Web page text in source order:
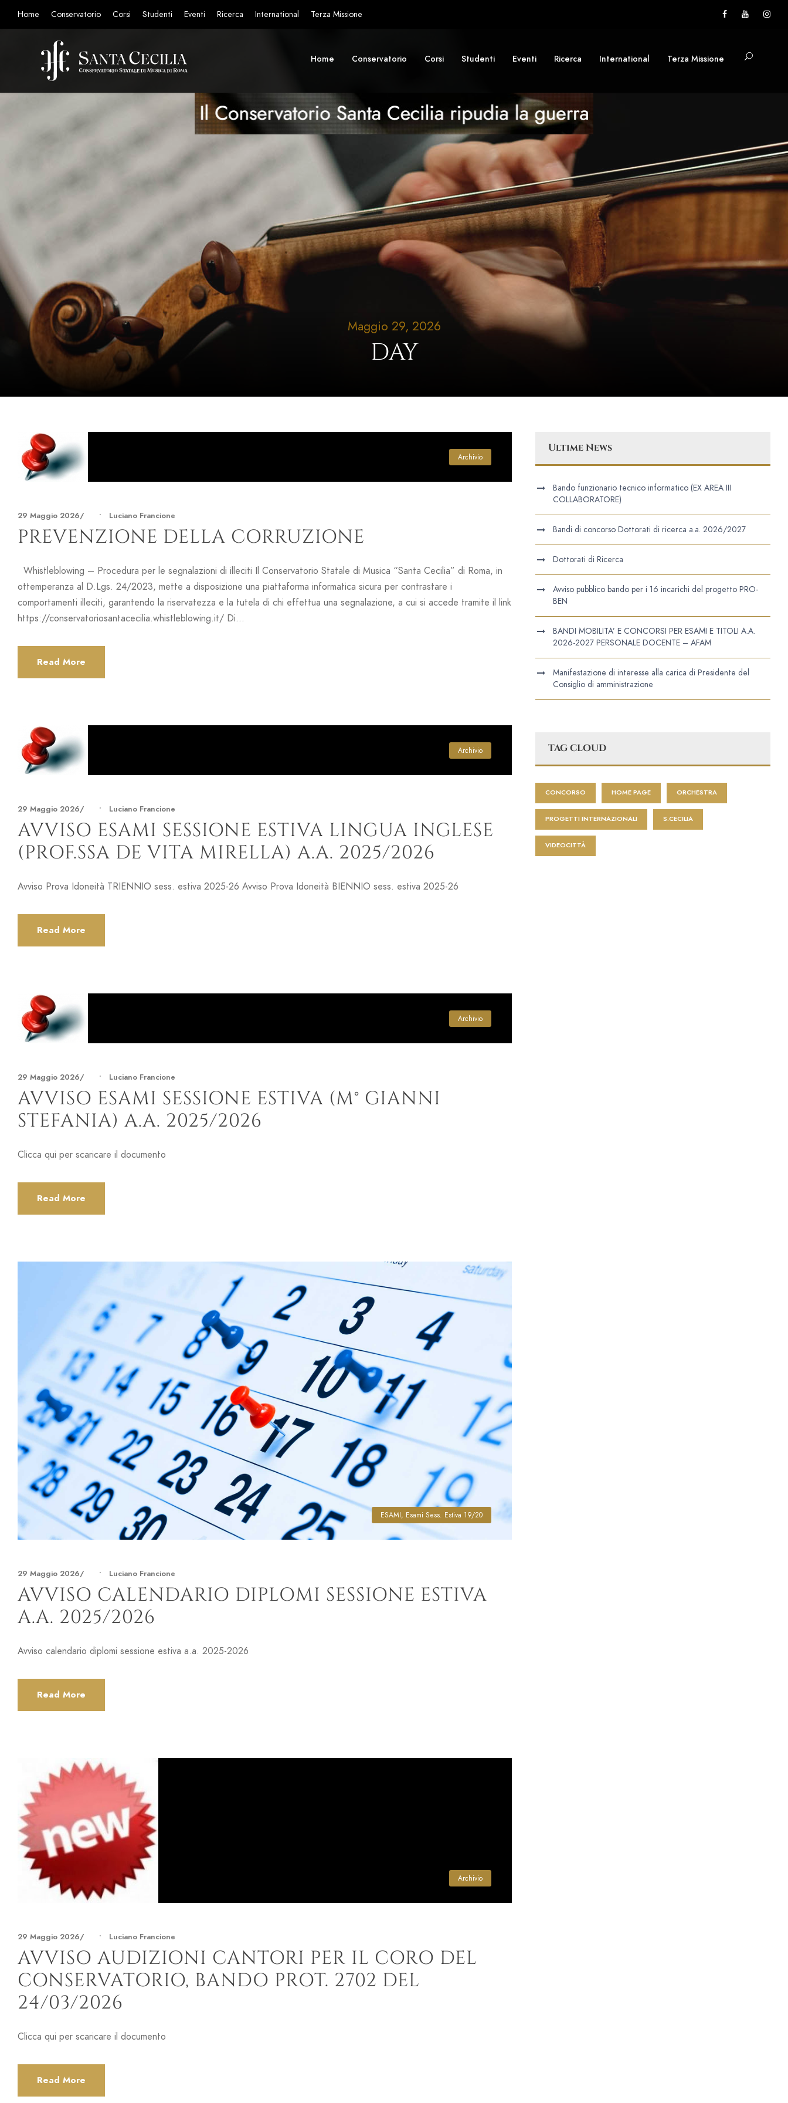
Home Conservatorio Corsi Studenti Eventi Ricerca International Terza Missione
Home Conservatorio Corsi Studenti Eventi Ricerca International Terza Missione
Maggio 29, 2026
DAY
Archivio
29 Maggio 2026 • Luciano Francione
PREVENZIONE DELLA CORRUZIONE
Whistleblowing – Procedura per le segnalazioni di illeciti Il Conservatorio Statale di Musica “Santa Cecilia” di Roma, in
ottemperanza al D.Lgs. 24/2023, mette a disposizione una piattaforma informatica sicura per contrastare i
comportamenti illeciti, garantendo la riservatezza e la tutela di chi effettua una segnalazione, a cui si accede tramite il link
https://conservatoriosantacecilia.whistleblowing.it/ Di...
Read More
Archivio
29 Maggio 2026 • Luciano Francione
AVVISO ESAMI SESSIONE ESTIVA LINGUA INGLESE
(PROF.SSA DE VITA MIRELLA) A.A. 2025/2026
Avviso Prova Idoneità TRIENNIO sess. estiva 2025-26 Avviso Prova Idoneità BIENNIO sess. estiva 2025-26
Read More
Archivio
29 Maggio 2026 • Luciano Francione
AVVISO ESAMI SESSIONE ESTIVA (M° GIANNI
STEFANIA) A.A. 2025/2026
Clicca qui per scaricare il documento
Read More
ESAMI, Esami Sess. Estiva 19/20
29 Maggio 2026 • Luciano Francione
AVVISO CALENDARIO DIPLOMI SESSIONE ESTIVA
A.A. 2025/2026
Avviso calendario diplomi sessione estiva a.a. 2025-2026
Read More
Archivio
29 Maggio 2026 • Luciano Francione
AVVISO AUDIZIONI CANTORI PER IL CORO DEL
CONSERVATORIO, BANDO PROT. 2702 DEL
24/03/2026
Clicca qui per scaricare il documento
Read More
Ultime News
Bando funzionario tecnico informatico (EX AREA III
COLLABORATORE)
Bandi di concorso Dottorati di ricerca a.a. 2026/2027
Dottorati di Ricerca
Avviso pubblico bando per i 16 incarichi del progetto PRO-
BEN
BANDI MOBILITA’ E CONCORSI PER ESAMI E TITOLI A.A.
2026-2027 PERSONALE DOCENTE – AFAM
Manifestazione di interesse alla carica di Presidente del
Consiglio di amministrazione
TAG CLOUD
CONCORSO HOME PAGE ORCHESTRA
PROGETTI INTERNAZIONALI S.CECILIA
VIDEOCITTÀ